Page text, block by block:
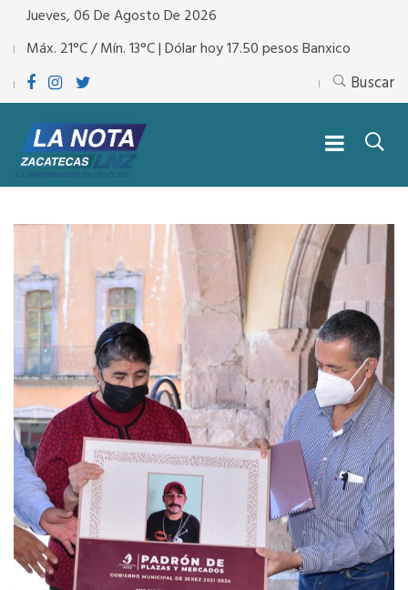
Jueves, 06 De Agosto De 2026
Máx. 21°C / Mín. 13°C | Dólar hoy 17.50 pesos Banxico
Buscar